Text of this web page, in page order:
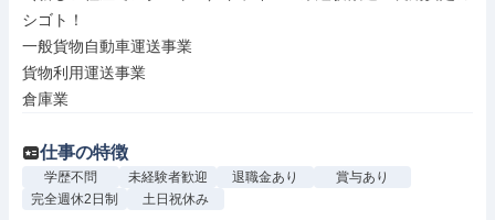
シゴト！
一般貨物自動車運送事業
貨物利用運送事業
倉庫業
仕事の特徴
学歴不問 未経験者歓迎 退職金あり
賞与あり
完全週休2日制
土日祝休み